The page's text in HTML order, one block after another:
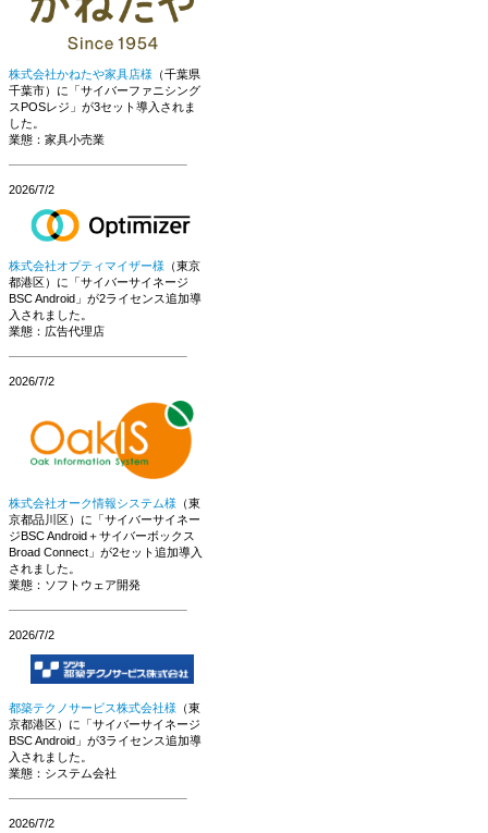
株式会社かねたや家具店様 （千葉県
千葉市）に「サイバーファニシング
スPOSレジ」が3セット導入されま
した。
業態：家具小売業
2026/7/2
株式会社オプティマイザー様 （東京
都港区）に「サイバーサイネージ
BSC Android」が2ライセンス追加導
入されました。
業態：広告代理店
2026/7/2
株式会社オーク情報システム様 （東
京都品川区）に「サイバーサイネー
ジBSC Android＋サイバーボックス
Broad Connect」が2セット追加導入
されました。
業態：ソフトウェア開発
2026/7/2
都築テクノサービス株式会社様 （東
京都港区）に「サイバーサイネージ
BSC Android」が3ライセンス追加導
入されました。
業態：システム会社
2026/7/2